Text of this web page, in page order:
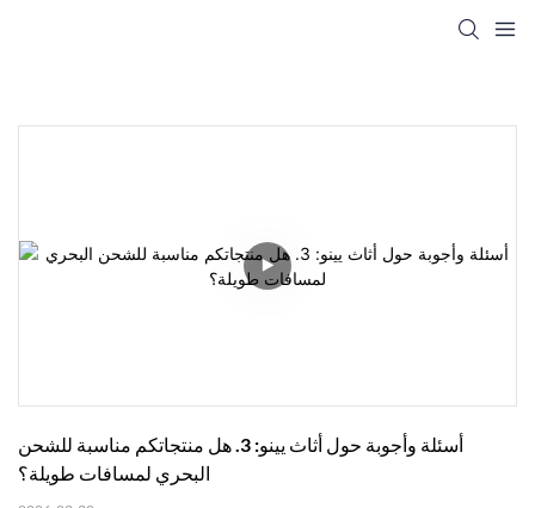
أسئلة وأجوبة حول أثاث يينو: 3. هل منتجاتكم مناسبة للشحن
البحري لمسافات طويلة؟